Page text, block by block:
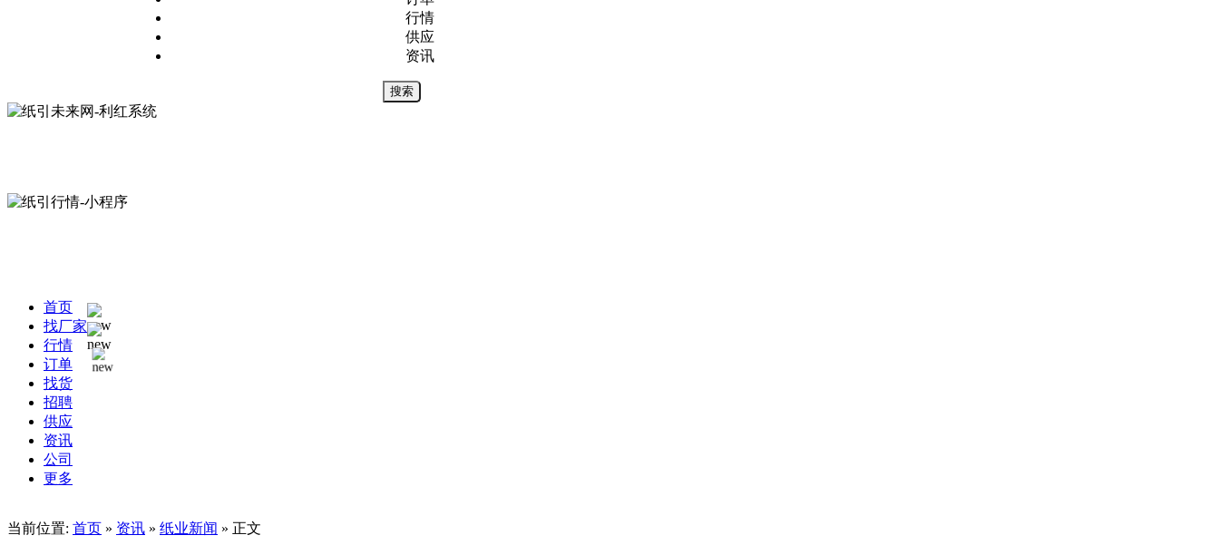
行情
供应
资讯
搜索
首页
找厂家
行情
订单
找货
招聘
供应
资讯
公司
更多
当前位置: 首页 » 资讯 » 纸业新闻 » 正文